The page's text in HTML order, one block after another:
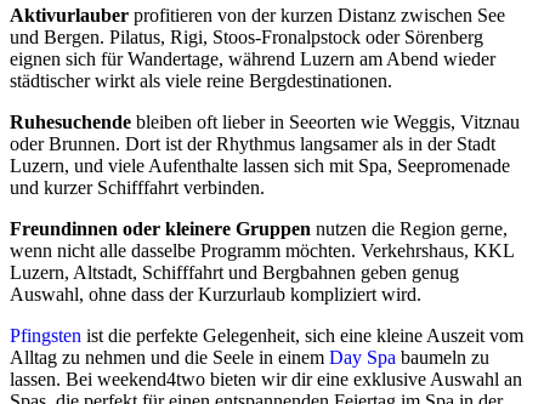
Aktivurlauber profitieren von der kurzen Distanz zwischen See
und Bergen. Pilatus, Rigi, Stoos-Fronalpstock oder Sörenberg
eignen sich für Wandertage, während Luzern am Abend wieder
städtischer wirkt als viele reine Bergdestinationen.
Ruhesuchende bleiben oft lieber in Seeorten wie Weggis, Vitznau
oder Brunnen. Dort ist der Rhythmus langsamer als in der Stadt
Luzern, und viele Aufenthalte lassen sich mit Spa, Seepromenade
und kurzer Schifffahrt verbinden.
Freundinnen oder kleinere Gruppen nutzen die Region gerne,
wenn nicht alle dasselbe Programm möchten. Verkehrshaus, KKL
Luzern, Altstadt, Schifffahrt und Bergbahnen geben genug
Auswahl, ohne dass der Kurzurlaub kompliziert wird.
Pfingsten ist die perfekte Gelegenheit, sich eine kleine Auszeit vom
Alltag zu nehmen und die Seele in einem Day Spa baumeln zu
lassen. Bei weekend4two bieten wir dir eine exklusive Auswahl an